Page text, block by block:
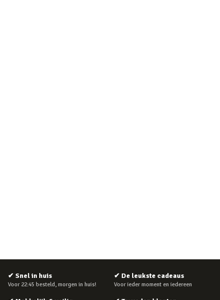
✔ Snel in huis
Voor 22:45 besteld, morgen in huis!
✔ De leukste cadeaus
Voor ieder moment en iedereen